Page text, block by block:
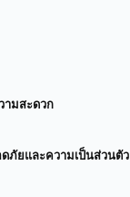
ามสะดวก
ภัยและความเป็นส่วนตัว